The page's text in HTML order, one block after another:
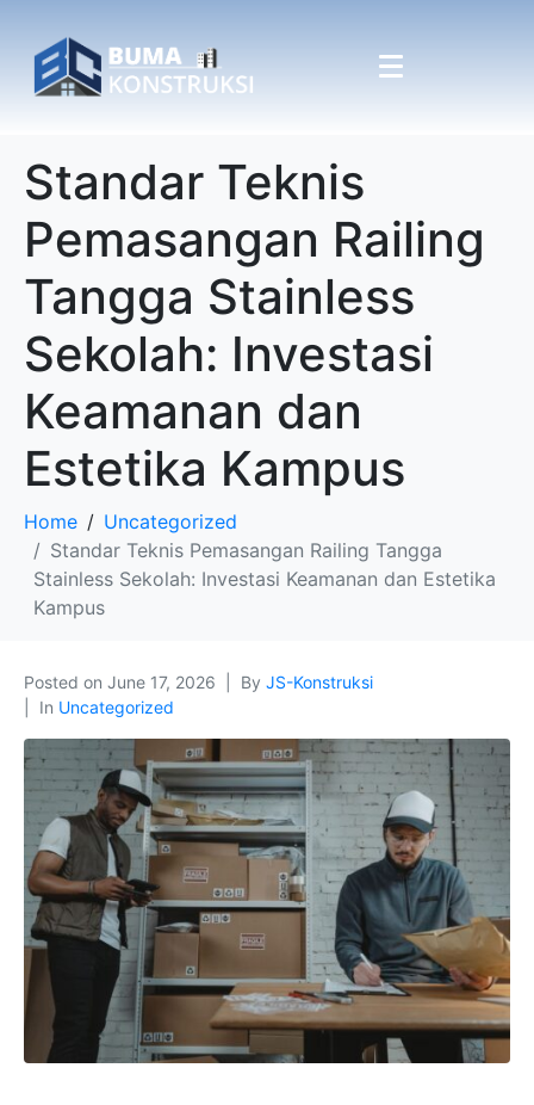
Standar Teknis
Pemasangan Railing
Tangga Stainless
Sekolah: Investasi
Keamanan dan
Estetika Kampus
Home
Uncategorized
Standar Teknis Pemasangan Railing Tangga
Stainless Sekolah: Investasi Keamanan dan Estetika
Kampus
Posted on June 17, 2026 By JS-Konstruksi
In Uncategorized